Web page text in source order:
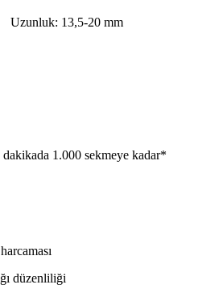
Uzunluk: 13,5-20 mm
1.000 sekmeye kadar*
düzenliliği